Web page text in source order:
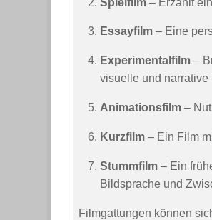
Essayfilm – Eine
Experimentalfilm –
visuelle und narrative
Animationsfilm –
Kurzfilm – Ein Film
Stummfilm – Ein
Bildsprache und
Filmgattungen können